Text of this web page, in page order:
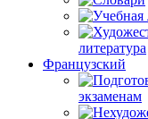
литература
Французский
экзаменам